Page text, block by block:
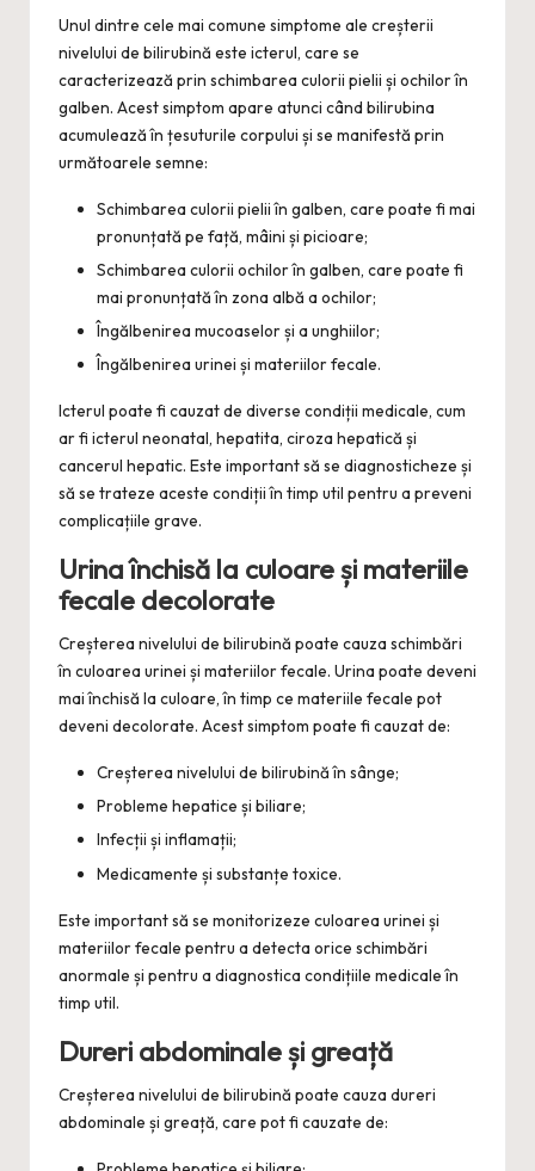
Unul dintre cele mai comune simptome ale creșterii
nivelului de bilirubină este icterul, care se
caracterizează prin schimbarea culorii pielii și ochilor în
galben. Acest simptom apare atunci când bilirubina
acumulează în țesuturile corpului și se manifestă prin
următoarele semne:
Schimbarea culorii pielii în galben, care poate fi mai
pronunțată pe față, mâini și picioare;
Schimbarea culorii ochilor în galben, care poate fi
mai pronunțată în zona albă a ochilor;
Îngălbenirea mucoaselor și a unghiilor;
Îngălbenirea urinei și materiilor fecale.
Icterul poate fi cauzat de diverse condiții medicale, cum
ar fi icterul neonatal, hepatita, ciroza hepatică și
cancerul hepatic. Este important să se diagnosticheze și
să se trateze aceste condiții în timp util pentru a preveni
complicațiile grave.
Urina închisă la culoare și materiile
fecale decolorate
Creșterea nivelului de bilirubină poate cauza schimbări
în culoarea urinei și materiilor fecale. Urina poate deveni
mai închisă la culoare, în timp ce materiile fecale pot
deveni decolorate. Acest simptom poate fi cauzat de:
Creșterea nivelului de bilirubină în sânge;
Probleme hepatice și biliare;
Infecții și inflamații;
Medicamente și substanțe toxice.
Este important să se monitorizeze culoarea urinei și
materiilor fecale pentru a detecta orice schimbări
anormale și pentru a diagnostica condițiile medicale în
timp util.
Dureri abdominale și greață
Creșterea nivelului de bilirubină poate cauza dureri
abdominale și greață, care pot fi cauzate de: